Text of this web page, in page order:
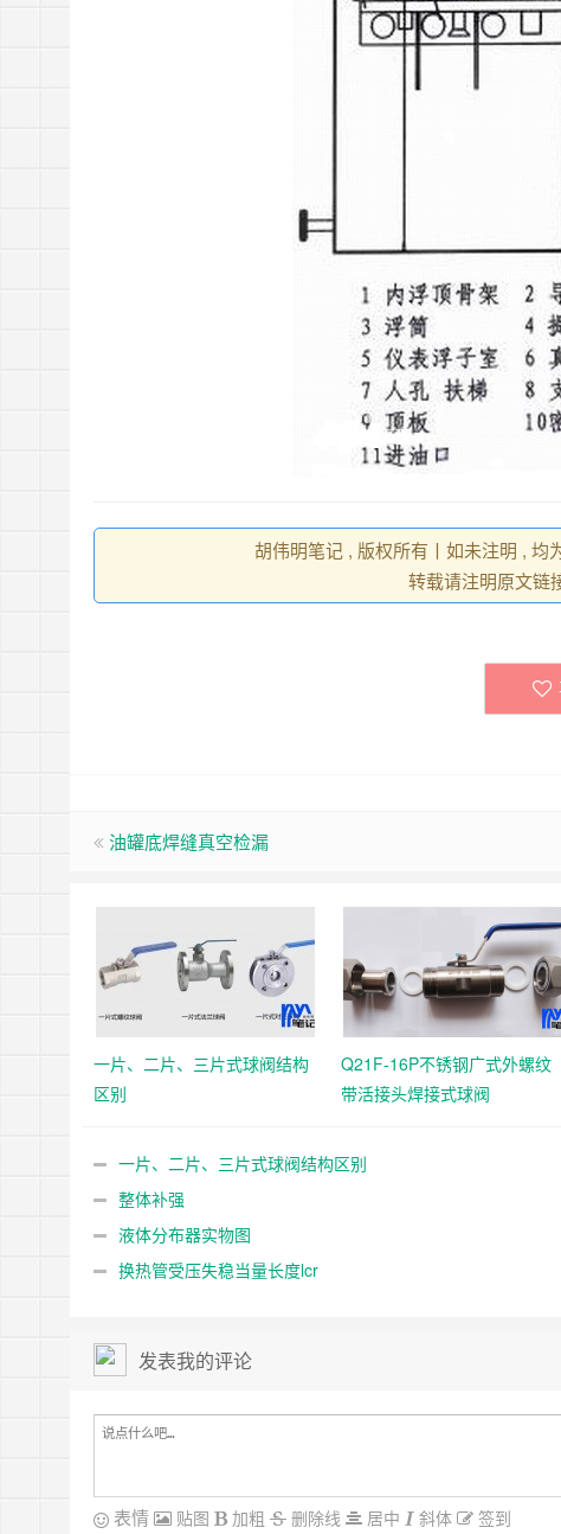
胡伟明笔记 , 版权所有丨如未注明 , 均
转载请注明原文链
油罐底焊缝真空检漏
一片、二片、三片式球阀结构
区别
Q21F-16P不锈钢广式外螺纹
带活接头焊接式球阀
一片、二片、三片式球阀结构区别
整体补强
液体分布器实物图
换热管受压失稳当量长度lcr
发表我的评论
表情 贴图 加粗 删除线 居中 斜体 签到